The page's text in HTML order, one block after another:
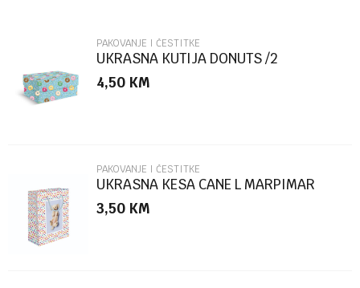
Poruka
POŠALJI
PAKOVANJE I ČESTITKE
UKRASNA KUTIJA DONUTS /2
MARPIMAR
4,50 KM
PAKOVANJE I ČESTITKE
UKRASNA KESA CANE L MARPIMAR
3,50 KM